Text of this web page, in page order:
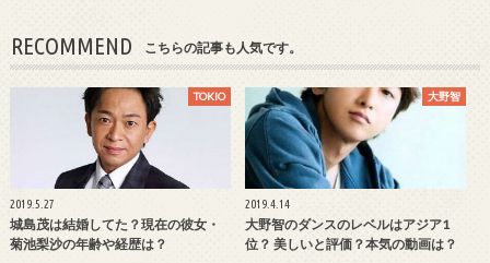
RECOMMEND こちらの記事も人気です。
TOKIO
2019.5.27
城島茂は結婚してた？現在の彼女・
菊池梨沙の年齢や経歴は？
大野智
2019.4.14
大野智のダンスのレベルはアジア1
位？ 美しいと評価？本気の動画は？